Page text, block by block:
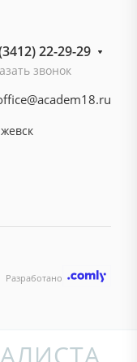
22-29-29
звонок
Разработано